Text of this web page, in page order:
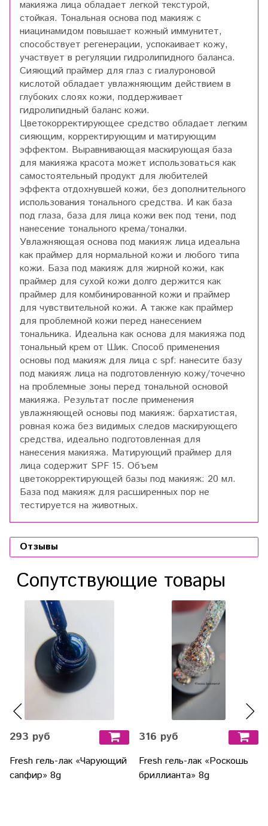
макияжа лица обладает легкой текстурой,
стойкая. Тональная основа под макияж с
ниацинамидом повышает кожный иммунитет,
способствует регенерации, успокаивает кожу,
участвует в регуляции гидролипидного баланса.
Сияющий праймер для глаз с гиалуроновой
кислотой обладает увлажняющим действием в
глубоких слоях кожи, поддерживает
гидролипидный баланс кожи.
Цветокорректирующее средство обладает легким
сияющим, корректирующим и матирующим
эффектом. Выравнивающая маскирующая база
для макияжа красота может использоваться как
самостоятельный продукт для любителей
эффекта отдохнувшей кожи, без дополнительного
использования тонального средства. И как база
под глаза, база для лица кожи век под тени, под
нанесение тонального крема/тоналки.
Увлажняющая основа под макияж лица идеальна
как праймер для нормальной кожи и любого типа
кожи. База под макияж для жирной кожи, как
праймер для сухой кожи долго держится как
праймер для комбинированной кожи и праймер
для чувствительной кожи. А также как праймер
для проблемной кожи перед нанесением
тональника. Идеальна как основа для макияжа под
тональный крем от Шик. Способ применения
основы под макияж для лица с spf: нанесите базу
под макияж лица на подготовленную кожу/точечно
на проблемные зоны перед тональной основой
макияжа. Результат после применения
увлажняющей основы под макияж: бархатистая,
ровная кожа без видимых следов маскирующего
средства, идеально подготовленная для
нанесения макияжа. Матирующий праймер для
лица содержит SPF 15. Объем
цветокорректирующей базы под макияж: 20 мл.
База под макияж для расширенных пор не
тестируется на животных.
Отзывы
Сопутствующие товары
293 руб
Fresh гель-лак «Чарующий
сапфир» 8g
316 руб
Fresh гель-лак «Роскошь
бриллианта» 8g